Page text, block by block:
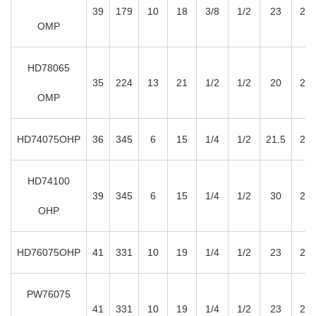
OMP
39 179 10 18 3/8 1/2 23 2
HD78065
OMP
35 224 13 21 1/2 1/2 20 2
HD74075OHP 36 345 6 15 1/4 1/2 21.5 2
HD74100
OHP
39 345 6 15 1/4 1/2 30 2
HD76075OHP 41 331 10 19 1/4 1/2 23 2
PW76075
41 331 10 19 1/4 1/2 23 2